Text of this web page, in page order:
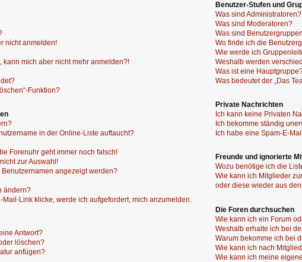
nicht anmelden!
kann mich aber nicht mehr anmelden?!
Funktion?
in der Online-Liste auftaucht?
Forenuhr geht immer noch falsch!
zur Auswahl!
angezeigt werden?
ändern?
Link klicke, werde ich aufgefordert, mich anzumelden.
Antwort?
löschen?
anfügen?
Benutzer-Stufen und
Was sind Administratoren?
Was sind Moderatoren?
Was sind
Wo finde ich die
Wie werde ich
Weshalb werden
Was ist eine
Was bedeutet der „Das
Private Nachrichten
Ich kann keine Privaten
Ich bekomme ständig
Ich habe eine Spam-E-
Freunde und ignorierte
Wozu benötige ich die
Wie kann ich Mitglieder
oder diese wieder aus
Die Foren durchsuchen
Wie kann ich ein Forum
Weshalb erhalte ich bei
Warum bekomme ich bei
Wie kann ich nach
Wie kann ich meine